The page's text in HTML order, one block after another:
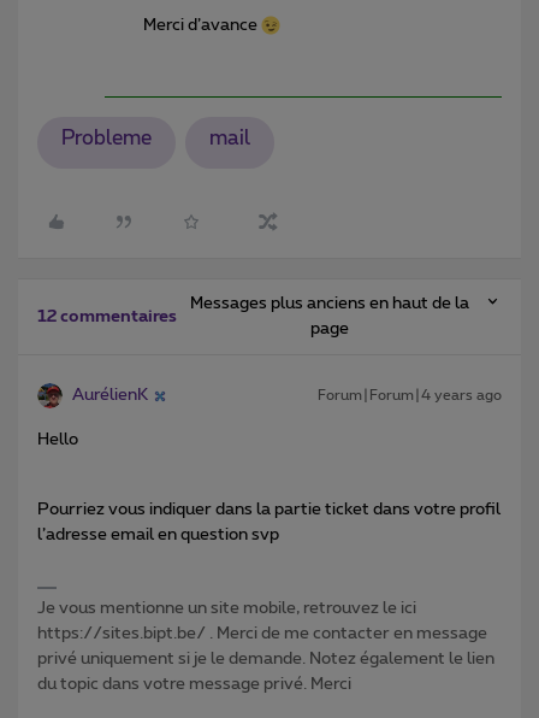
Merci d’avance
Probleme mail
12 commentaires
Messages plus anciens en haut de la
page
AurélienK Forum|Forum|4 years ago
Hello
Pourriez vous indiquer dans la partie ticket dans votre profil
l’adresse email en question svp
Je vous mentionne un site mobile, retrouvez le ici
https://sites.bipt.be/ . Merci de me contacter en message
privé uniquement si je le demande. Notez également le lien
du topic dans votre message privé. Merci